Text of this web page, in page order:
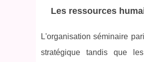
Les ressources
L'organisation séminaire
stratégique tandis que